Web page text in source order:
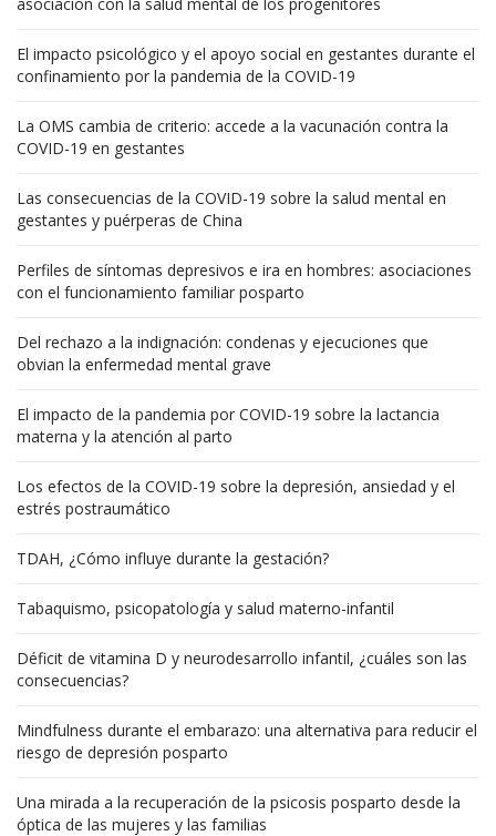
El impacto psicológico y el apoyo social en gestantes durante el
confinamiento por la pandemia de la COVID-19
La OMS cambia de criterio: accede a la vacunación contra la
COVID-19 en gestantes
Las consecuencias de la COVID-19 sobre la salud mental en
gestantes y puérperas de China
Perfiles de síntomas depresivos e ira en hombres: asociaciones
con el funcionamiento familiar posparto
Del rechazo a la indignación: condenas y ejecuciones que
obvian la enfermedad mental grave
El impacto de la pandemia por COVID-19 sobre la lactancia
materna y la atención al parto
Los efectos de la COVID-19 sobre la depresión, ansiedad y el
estrés postraumático
TDAH, ¿Cómo influye durante la gestación?
Tabaquismo, psicopatología y salud materno-infantil
Déficit de vitamina D y neurodesarrollo infantil, ¿cuáles son las
consecuencias?
Mindfulness durante el embarazo: una alternativa para reducir el
riesgo de depresión posparto
Una mirada a la recuperación de la psicosis posparto desde la
óptica de las mujeres y las familias